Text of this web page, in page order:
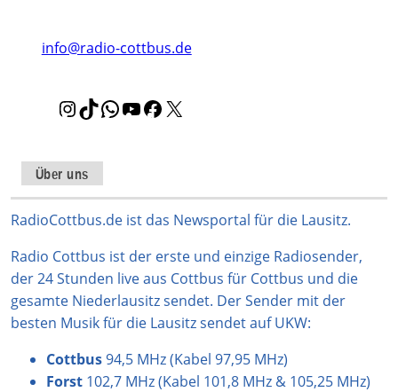
info@radio-cottbus.de
I
t
a
g
a
m
T
o
k
W
s
A
p
Y
u
b
F
b
o
k
Über uns
RadioCottbus.de ist das Newsportal für die Lausitz.
Radio Cottbus ist der erste und einzige Radiosender,
der 24 Stunden live aus Cottbus für Cottbus und die
gesamte Niederlausitz sendet. Der Sender mit der
besten Musik für die Lausitz sendet auf UKW:
Cottbus94,5 MHz (Kabel 97,95 MHz)
Forst 102,7 MHz (Kabel 101,8 MHz & 105,25 MHz)